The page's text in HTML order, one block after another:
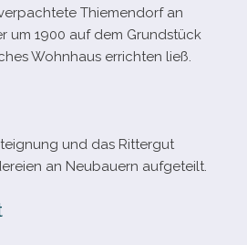
Thiemendorf an
um 1900 auf dem Grundstück
Wohnhaus errich­ten ließ.
und das Rittergut
an Neubauern aufgeteilt.